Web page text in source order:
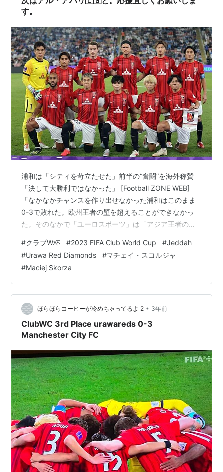
す。
浦和は「シティを苛立たせた」前半の“奮闘”を海外称賛
「決して大勝利ではなかった」 [Football ZONE WEB]
「なかなかチャンスを作り出せなかった浦和はこのまま
0-3で敗れた。欧州王者の壁を超えることができなかっ
た。そのなかで「ユーロスポーツ」は「アジア王者のチ
ティーエリアの規律を正しく守り、名高い対戦相手は長
距離攻撃に頼ら座らるを得なかったため、決して大勝利
ではなかった」と浦和の奮闘を称えた。ただ、後半は押
し込まれる展開が続いたことで「劣勢となり、日本は反
撃する考えがなくなった」と“息切れ”を指摘。シティに完
敗となった浦和は、大会…
#クラブW杯 #2023 FIFA Club World Cup #Jeddah
#Urawa Red Diamonds #マチェイ・スコルジャ
#Maciej Skorza
ほらほらコーヒーが冷めちゃってるよ 2 • 3年前
ClubWC 3rd Place urawareds 0-3
Manchester City FC